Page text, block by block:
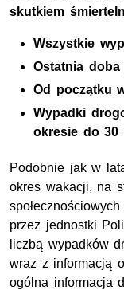
skutkiem
Wszystkie
Ostatnia doba
Od początku
Wypadki
okresie do 30
Podobnie jak w
okres wakacji, na
przez jednostki
liczbą wypadków
wraz z informacją
ogólna informacja